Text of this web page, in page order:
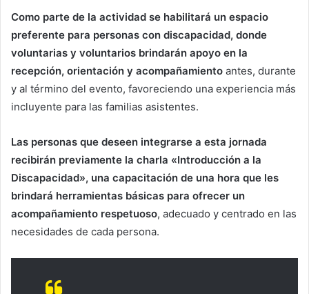
Como parte de la actividad se habilitará un espacio
preferente para personas con discapacidad, donde
voluntarias y voluntarios brindarán apoyo en la
recepción, orientación y acompañamiento antes, durante
y al término del evento, favoreciendo una experiencia más
incluyente para las familias asistentes.
Las personas que deseen integrarse a esta jornada
recibirán previamente la charla «Introducción a la
Discapacidad», una capacitación de una hora que les
brindará herramientas básicas para ofrecer un
acompañamiento respetuoso, adecuado y centrado en las
necesidades de cada persona.